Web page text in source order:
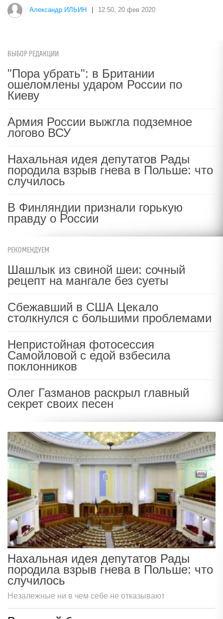
Александр ИЛЬИН 12:50, 20 фев 2020
ВЫБОР РЕДАКЦИИ
"Пора убрать": в Британии
ошеломлены ударом России по
Киеву
Армия России выжгла подземное
логово ВСУ
Нахальная идея депутатов Рады
породила взрыв гнева в Польше: что
случилось
В Финляндии признали горькую
правду о России
РЕКОМЕНДУЕМ
Шашлык из свиной шеи: сочный
рецепт на мангале без суеты
Сбежавший в США Цекало
столкнулся с большими проблемами
Непристойная фотосессия
Самойловой с едой взбесила
поклонников
Олег Газманов раскрыл главный
секрет своих песен
Нахальная идея депутатов Рады
породила взрыв гнева в Польше: что
случилось
Незалежные ни в чем себе не отказывают